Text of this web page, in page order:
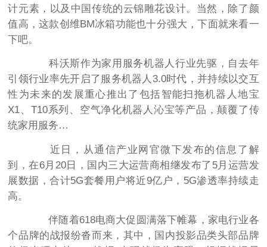
计元素，以及中国传统的云锦雕花设计。当然，除了颜
值高，这款创维BM冰箱功能也十分强大，下面就来看一
下吧。
科沃斯作为家用服务机器人行业先驱，自去年
引领行业率先开启了服务机器人3.0时代，并持续以交互
性为未来的发展重心推出了包括智能扫拖机器人地宝
X1、T10系列、空气净化机器人沁宝等产品，颠覆了传
统家用服务…
近日，从通信产业网官微下发布的信息了解
到，在6月20日，国内三大运营商相继发布了5月运营发
展数据，合计5G套餐用户将近9亿户，5G渗透率持续走
高。
伴随着618电商大促圆满落下帷幕，家电行业各
个品牌的战报纷沓而来，其中，国内投影品类头部品牌